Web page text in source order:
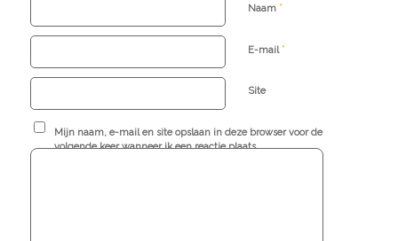
Naam *
E-mail *
Site
Mijn naam, e-mail en site opslaan in deze browser voor de
volgende keer wanneer ik een reactie plaats.